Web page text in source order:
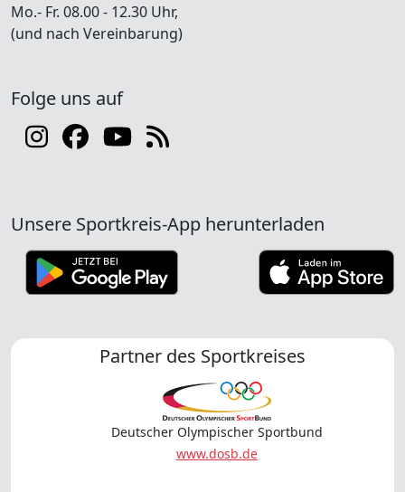
Mo.- Fr. 08.00 - 12.30 Uhr,
(und nach Vereinbarung)
Folge uns auf
Unsere Sportkreis-App herunterladen
Partner des Sportkreises
Deutscher Olympischer Sportbund
www.dosb.de